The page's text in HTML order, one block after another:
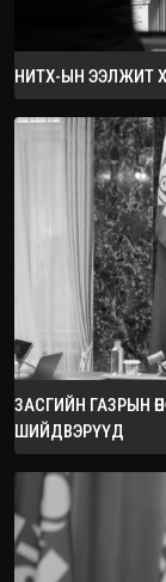
НИТХ-ЫН ЭЭЛЖИТ
ЗАСГИЙН ГАЗРЫН
ШИЙДВЭРҮҮД